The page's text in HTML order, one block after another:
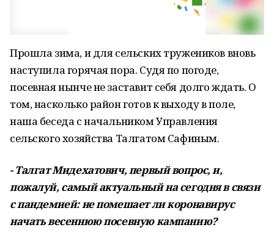
Прошла зима, и для сельских тружеников вновь
наступила горячая пора. Судя по погоде,
посевная нынче не заставит себя долго ждать. О
том, насколько район готов к выходу в поле,
наша беседа с начальником Управления
сельского хозяйства Талгатом Сафиным.
- Талгат Мидехатович, первый вопрос, и,
пожалуй, самый актуальный на сегодня в связи
с пандемией: не помешает ли коронавирус
начать весеннюю посевную кампанию?